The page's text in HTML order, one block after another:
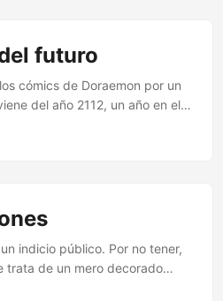
futuro
cómics de Doraemon por un
del año 2112, un año en el
gente comería de un jamón
indicio público. Por no tener,
trata de un mero decorado
o un thriller